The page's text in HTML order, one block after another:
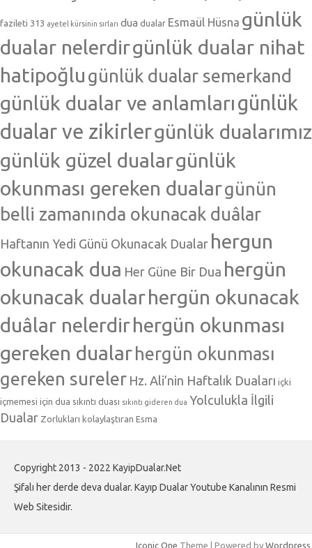
fazileti 313 ayetel kürsinin sırları dua dualar Esmaül Hüsna günlük
dualar nelerdirgünlük dualar nihat
hatipoğlu günlük dualar semerkand
günlük dualar ve anlamlarıgünlük
dualar ve zikirlergünlük dualarımız
günlük güzel dualargünlük
okunması gereken dualargünün
belli zamanında okunacak duâlar
Haftanın Yedi Günü Okunacak Dualar hergun
okunacak dua Her Güne Bir Dua hergün
okunacak dualarhergün okunacak
duâlar nelerdirhergün okunması
gereken dualar hergün okunması
gereken sureler Hz. Ali’nin Haftalık Duaları içki
içmemesi için dua sıkıntı duası sıkıntı gideren dua Yolculukla İlgili
Dualar Zorlukları kolaylaştıran Esma
Copyright 2013 - 2022 KayipDualar.Net
Şifalı her derde deva dualar. Kayıp Dualar Youtube Kanalının Resmi
Web Sitesidir.
Iconic One Theme | Powered by Wordpress